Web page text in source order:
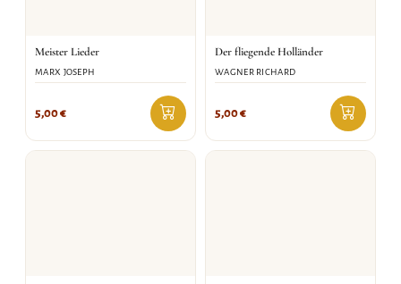
Meister Lieder
MARX JOSEPH
5,00€
Der fliegende Holländer
WAGNER RICHARD
5,00€